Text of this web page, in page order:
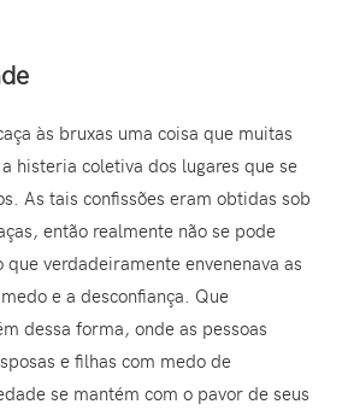
às bruxas uma coisa que muitas
histeria coletiva dos lugares que se
As tais confissões eram obtidas sob
então realmente não se pode
verdadeiramente envenenava as
e a desconfiança. Que
dessa forma, onde as pessoas
e filhas com medo de
se mantém com o pavor de seus